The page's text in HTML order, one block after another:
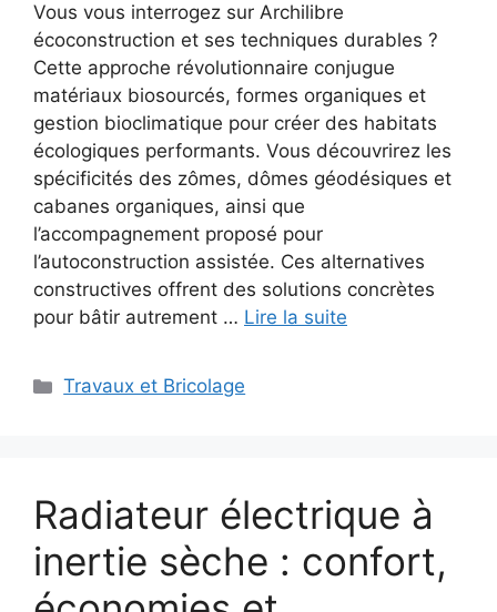
Vous vous interrogez sur Archilibre
écoconstruction et ses techniques durables ?
Cette approche révolutionnaire conjugue
matériaux biosourcés, formes organiques et
gestion bioclimatique pour créer des habitats
écologiques performants. Vous découvrirez les
spécificités des zômes, dômes géodésiques et
cabanes organiques, ainsi que
l’accompagnement proposé pour
l’autoconstruction assistée. Ces alternatives
constructives offrent des solutions concrètes
pour bâtir autrement … Lire la suite
Catégories
Travaux et Bricolage
Radiateur électrique à
inertie sèche : confort,